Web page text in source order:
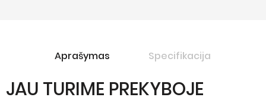
Aprašymas Specifikacija
JAU TURIME PREKYBOJE